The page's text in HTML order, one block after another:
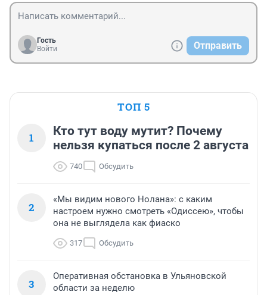
Гость
Войти
Отправить
ТОП 5
1
Кто тут воду мутит? Почему
нельзя купаться после 2 августа
740 Обсудить
2
«Мы видим нового Нолана»: с каким
настроем нужно смотреть «Одиссею», чтобы
она не выглядела как фиаско
317 Обсудить
3
Оперативная обстановка в Ульяновской
области за неделю